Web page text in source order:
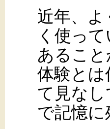
近年、
く使っ
あるこ
体験と
て見な
で記憶